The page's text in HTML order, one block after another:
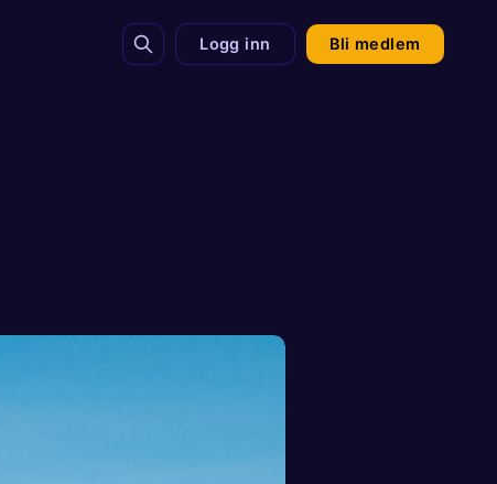
Logg inn Bli medlem